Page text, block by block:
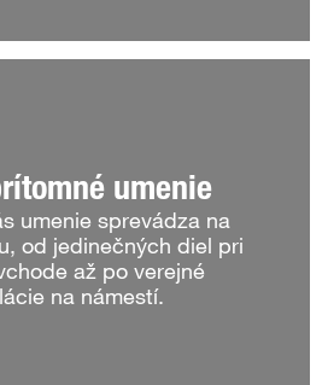
umenie
umenie sprevádza na
od jedinečných diel pri
až po verejné
na námestí.